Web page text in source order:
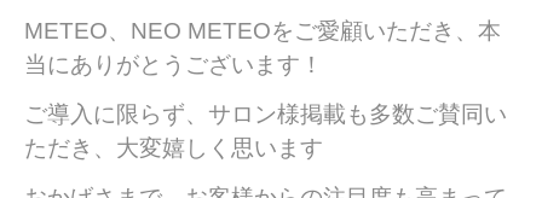
METEO、NEO METEOをご愛顧いただき、本
当にありがとうございます！
ご導入に限らず、サロン様掲載も多数ご賛同い
ただき、大変嬉しく思います